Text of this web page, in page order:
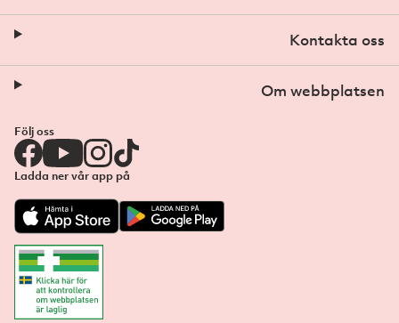
Kontakta oss
Om webbplatsen
Följ oss
Ladda ner vår app på